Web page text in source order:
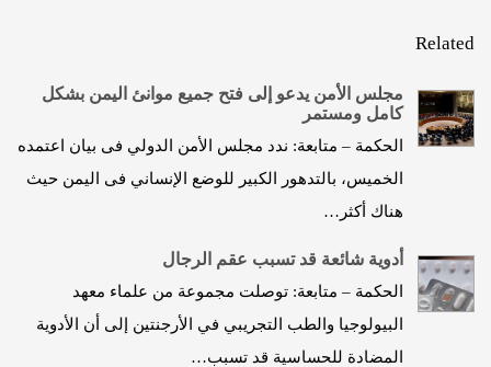
Related
مجلس الأمن يدعو إلى فتح جميع موانئ اليمن بشكل
كامل ومستمر
الحكمة – متابعة: ندد مجلس الأمن الدولي فى بيان اعتمده
الخميس، بالتدهور الكبير للوضع الإنساني فى اليمن حيث
هناك أكثر…
أدوية شائعة قد تسبب عقم الرجال
الحكمة – متابعة: توصلت مجموعة من علماء معهد
البيولوجيا والطب التجريبي في الأرجنتين إلى أن الأدوية
المضادة للحساسية قد تسبب…